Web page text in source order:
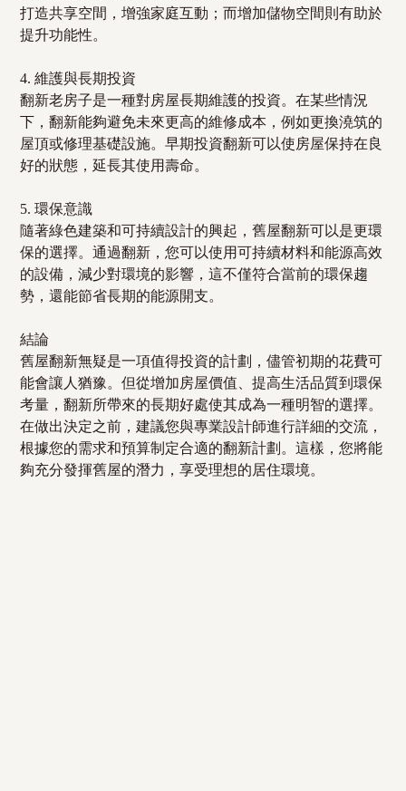
打造共享空間，增強家庭互動；而增加儲物空間則有助於
提升功能性。
4. 維護與長期投資
翻新老房子是一種對房屋長期維護的投資。在某些情況
下，翻新能夠避免未來更高的維修成本，例如更換澆筑的
屋頂或修理基礎設施。早期投資翻新可以使房屋保持在良
好的狀態，延長其使用壽命。
5. 環保意識
隨著綠色建築和可持續設計的興起，舊屋翻新可以是更環
保的選擇。通過翻新，您可以使用可持續材料和能源高效
的設備，減少對環境的影響，這不僅符合當前的環保趨
勢，還能節省長期的能源開支。
結論
舊屋翻新無疑是一項值得投資的計劃，儘管初期的花費可
能會讓人猶豫。但從增加房屋價值、提高生活品質到環保
考量，翻新所帶來的長期好處使其成為一種明智的選擇。
在做出決定之前，建議您與專業設計師進行詳細的交流，
根據您的需求和預算制定合適的翻新計劃。這樣，您將能
夠充分發揮舊屋的潛力，享受理想的居住環境。